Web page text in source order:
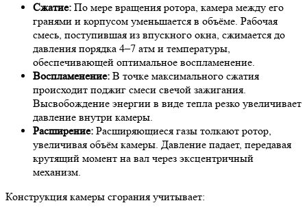
Сжатие: По мере вращения ротора, камера между его
гранями и корпусом уменьшается в объёме. Рабочая
смесь, поступившая из впускного окна, сжимается до
давления порядка 4–7 атм и температуры,
обеспечивающей оптимальное воспламенение.
Воспламенение: В точке максимального сжатия
происходит поджиг смеси свечой зажигания.
Высвобождение энергии в виде тепла резко увеличивает
давление внутри камеры.
Расширение: Расширяющиеся газы толкают ротор,
увеличивая объём камеры. Давление падает, передавая
крутящий момент на вал через эксцентричный
механизм.
Конструкция камеры сгорания учитывает: